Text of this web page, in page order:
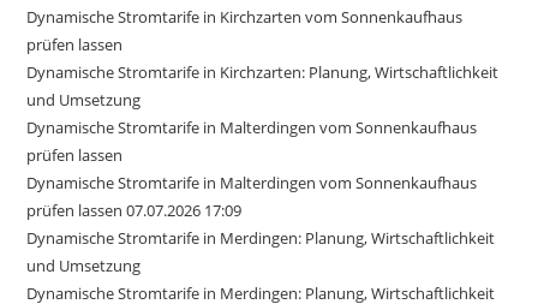
Dynamische Stromtarife in Kirchzarten vom Sonnenkaufhaus
prüfen lassen
Dynamische Stromtarife in Kirchzarten: Planung, Wirtschaftlichkeit
und Umsetzung
Dynamische Stromtarife in Malterdingen vom Sonnenkaufhaus
prüfen lassen
Dynamische Stromtarife in Malterdingen vom Sonnenkaufhaus
prüfen lassen 07.07.2026 17:09
Dynamische Stromtarife in Merdingen: Planung, Wirtschaftlichkeit
und Umsetzung
Dynamische Stromtarife in Merdingen: Planung, Wirtschaftlichkeit